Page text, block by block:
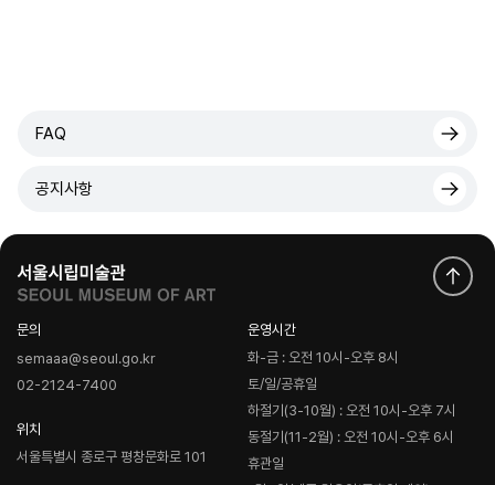
FAQ
공지사항
문의
semaaa@seoul.go.kr
02-2124-7400
위치
서울특별시 종로구 평창문화로 101
운영시간
화-금 : 오전 10시-오후 8시
토/일/공휴일
하절기(3-10월) : 오전 10시-오후 7시
동절기(11-2월) : 오전 10시-오후 6시
휴관일